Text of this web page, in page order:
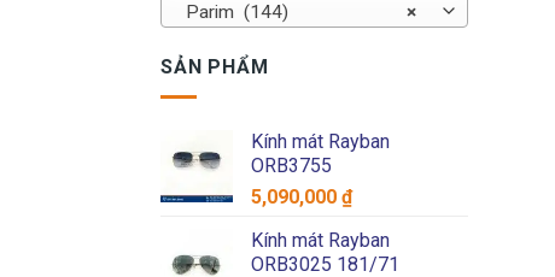
×
Parim (144)
SẢN PHẨM
Kính mát Rayban
ORB3755
5,090,000 ₫
Kính mát Rayban
ORB3025 181/71